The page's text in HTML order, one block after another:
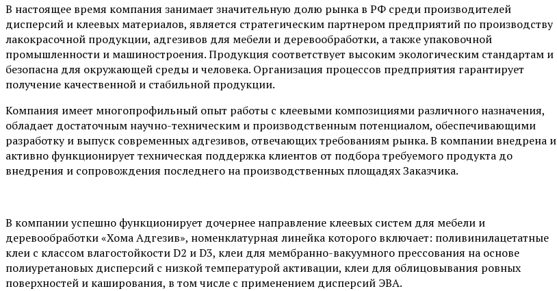
В настоящее время компания занимает значительную долю рынка в РФ среди производителей
дисперсий и клеевых материалов, является стратегическим партнером предприятий по производству
лакокрасочной продукции, адгезивов для мебели и деревообработки, а также упаковочной
промышленности и машиностроения. Продукция соответствует высоким экологическим стандартам и
безопасна для окружающей среды и человека. Организация процессов предприятия гарантирует
получение качественной и стабильной продукции.
Компания имеет многопрофильный опыт работы с клеевыми композициями различного назначения,
обладает достаточным научно-техническим и производственным потенциалом, обеспечивающими
разработку и выпуск современных адгезивов, отвечающих требованиям рынка. В компании внедрена и
активно функционирует техническая поддержка клиентов от подбора требуемого продукта до
внедрения и сопровождения последнего на производственных площадях Заказчика.
В компании успешно функционирует дочернее направление клеевых систем для мебели и
деревообработки «Хома Адгезив», номенклатурная линейка которого включает: поливинилацетатные
клеи с классом влагостойкости D2 и D3, клеи для мембранно-вакуумного прессования на основе
полиуретановых дисперсий с низкой температурой активации, клеи для облицовывания ровных
поверхностей и каширования, в том числе с применением дисперсий ЭВА.